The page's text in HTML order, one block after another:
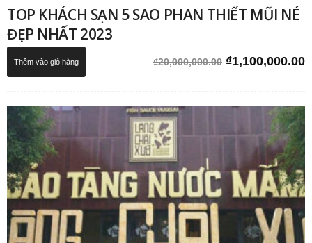
TOP KHÁCH SẠN 5 SAO PHAN THIẾT MŨI NÉ
ĐẸP NHẤT 2023
₫20,000,000.00 Giá
₫1,100,000.00
Thêm vào giỏ hàng